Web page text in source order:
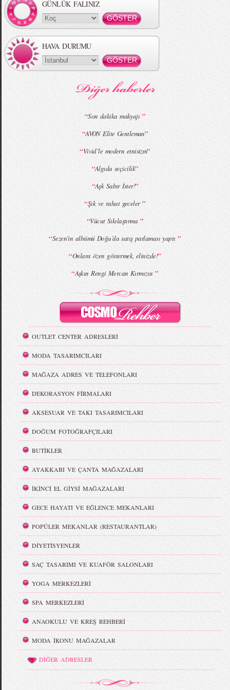
MBFWI - Gülçin Çengel 2015 Yaz
MBFWI - Zeynep Erdoğan 2015 Yaz
MBFWI - Giray Sepin 2015 Yaz Koleksiyonu MBFWI - Burçe Bekrek 2015 Yaz Koleksiyonu
GÜNLÜK FALINIZ
HAVA DURUMU
“Son dakika makyajı ”
“AVON Elite Gentleman”
“Vivid’le modern etnisizm”
“Algıda seçicilik”
“Aşk Sabır İster!”
“Şık ve rahat geceler”
“Vücut Sıkılaştırma ”
“Sezen'in albümü Doğu’da satış patlaması yaptı”
“Onlara özen göstermek, elinizde!”
“Aşkın Rengi Mercan Kırmızısı”
OUTLET CENTER ADRESLERİ
MODA TASARIMCILARI
MAĞAZA ADRES VE TELEFONLARI
DEKORASYON FİRMALARI
AKSESUAR VE TAKI TASARIMCILARI
DOĞUM FOTOĞRAFÇILARI
BUTİKLER
AYAKKABI VE ÇANTA MAĞAZALARI
İKİNCİ EL GİYSİ MAĞAZALARI
GECE HAYATI VE EĞLENCE MEKANLARI
POPÜLER MEKANLAR (RESTAURANTLAR)
DİYETİSYENLER
SAÇ TASARIMI VE KUAFÖR SALONLARI
YOGA MERKEZLERİ
SPA MERKEZLERİ
ANAOKULU VE KREŞ REHBERİ
MODA İKONU MAĞAZALAR
DİĞER ADRESLER